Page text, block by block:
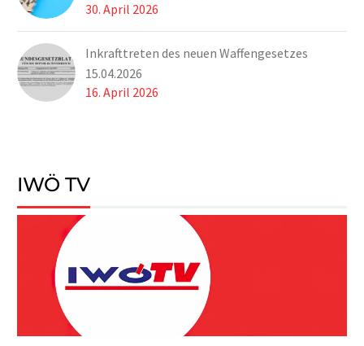
30. April 2026
Inkrafttreten des neuen Waffengesetzes
15.04.2026
16. April 2026
IWÖ TV